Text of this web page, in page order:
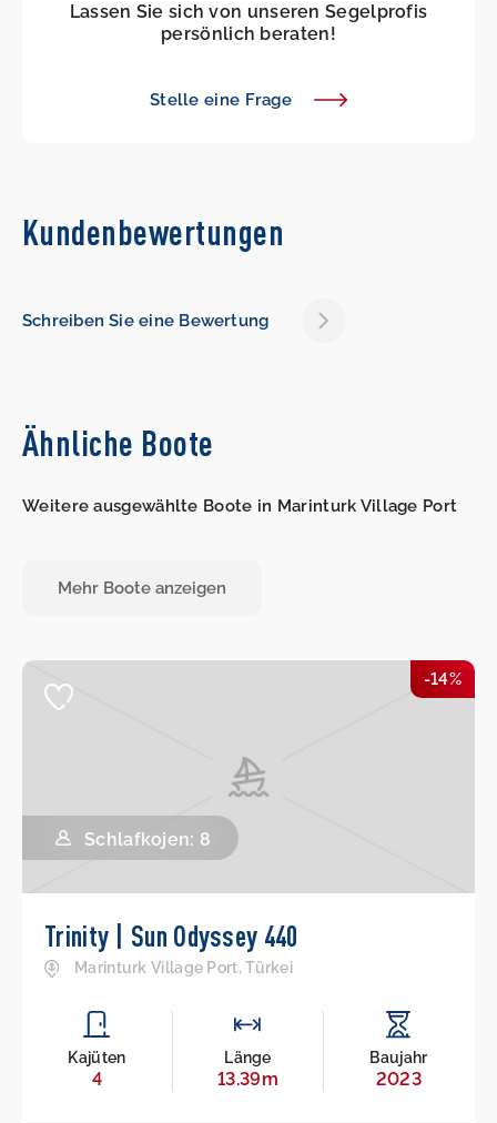
Lassen Sie sich von unseren Segelprofis
persönlich beraten!
Stelle eine Frage
Kundenbewertungen
Schreiben Sie eine Bewertung
Ähnliche Boote
Weitere ausgewählte Boote in Marinturk Village Port
Mehr Boote anzeigen
-14%
Schlafkojen: 8
Trinity | Sun Odyssey 440
Marinturk Village Port, Türkei
Kajüten
4
Länge
13.39m
Baujahr
2023